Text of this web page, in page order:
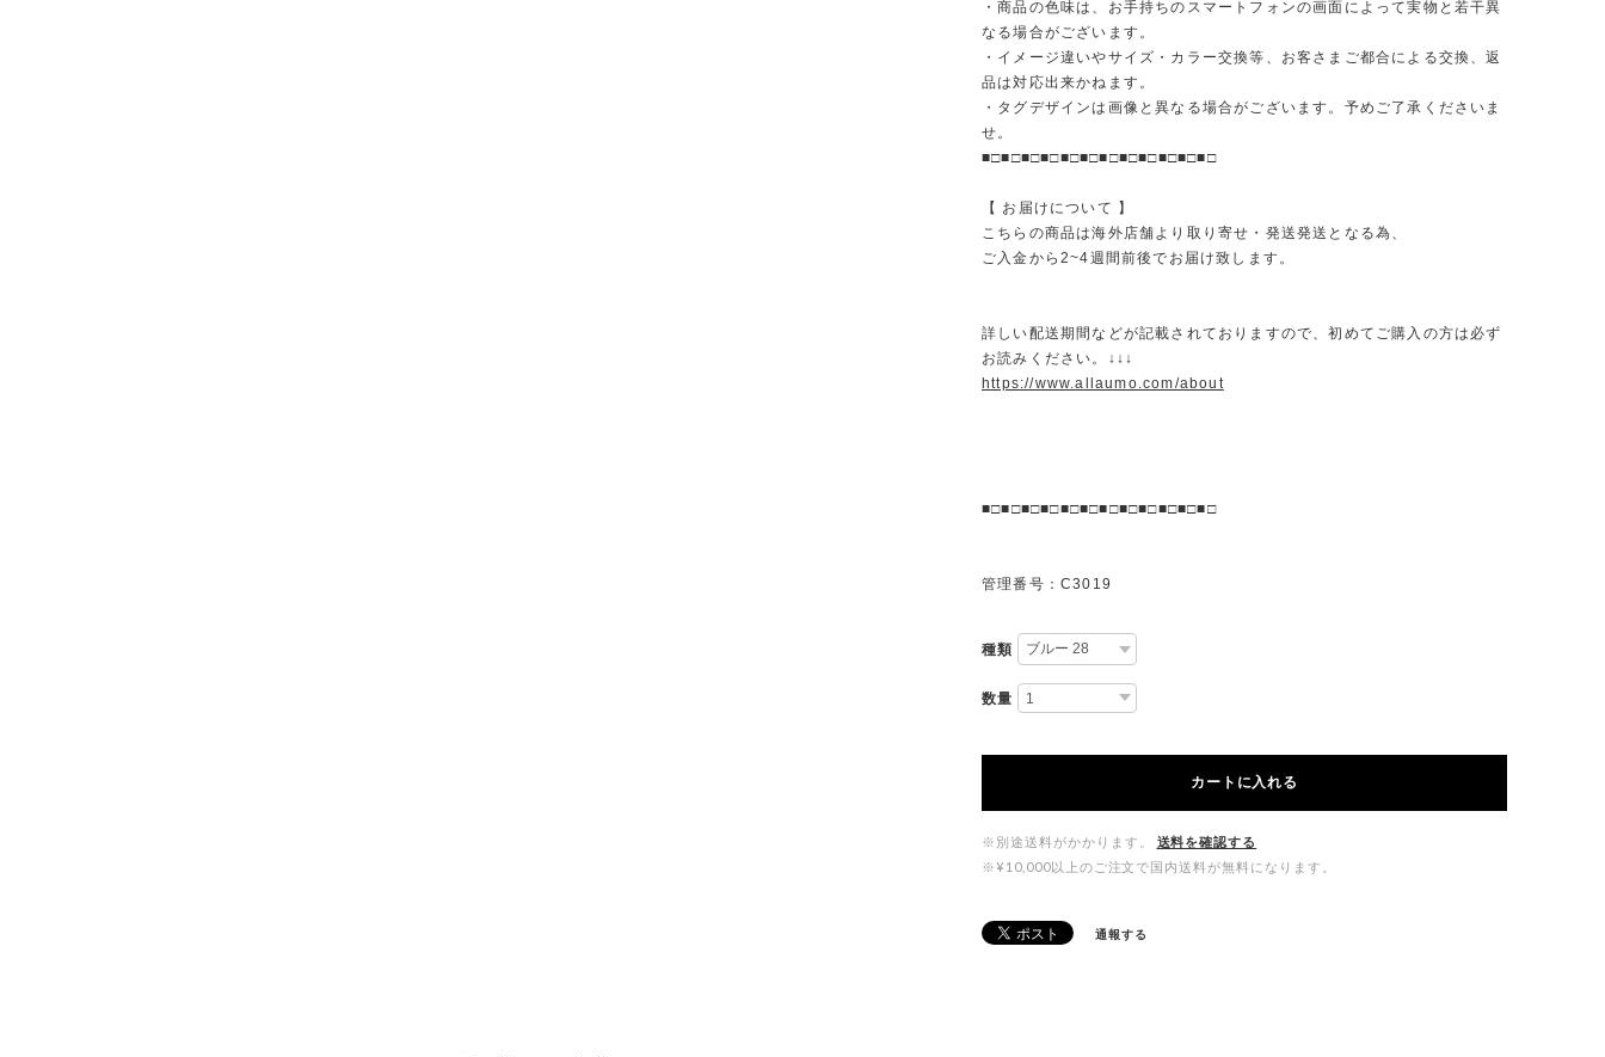
・商品の色味は、お手持ちのスマートフォンの画面によって実物と若干異
なる場合がございます。
・イメージ違いやサイズ・カラー交換等、お客さまご都合による交換、返
品は対応出来かねます。
・タグデザインは画像と異なる場合がございます。予めご了承くださいま
せ。
■□■□■□■□■□■□■□■□■□■□■□■□
【 お届けについて 】
こちらの商品は海外店舗より取り寄せ・発送発送となる為、
ご入金から2~4週間前後でお届け致します。
詳しい配送期間などが記載されておりますので、初めてご購入の方は必ず
お読みください。↓↓↓
https://www.allaumo.com/about
■□■□■□■□■□■□■□■□■□■□■□■□
管理番号：C3019
種類
数量
カートに入れる
※別途送料がかかります。
送料を確認する
※¥10,000以上のご注文で国内送料が無料になります。
通報する